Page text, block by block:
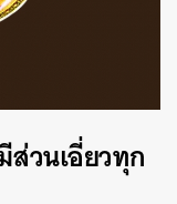
ส่วนเอี่ยวทุก